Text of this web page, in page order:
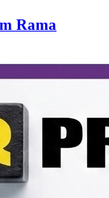
Rama